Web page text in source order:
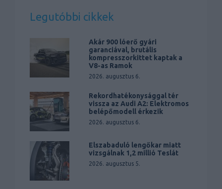
Legutóbbi cikkek
Akár 900 lóerő gyári
garanciával, brutális
kompresszorkittet kaptak a
V8-as Ramok
2026. augusztus 6.
Rekordhatékonysággal tér
vissza az Audi A2: Elektromos
belépőmodell érkezik
2026. augusztus 6.
Elszabaduló lengőkar miatt
vizsgálnak 1,2 millió Teslát
2026. augusztus 5.